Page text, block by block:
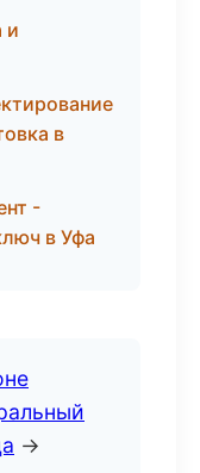
и
в
-
в Уфа
→